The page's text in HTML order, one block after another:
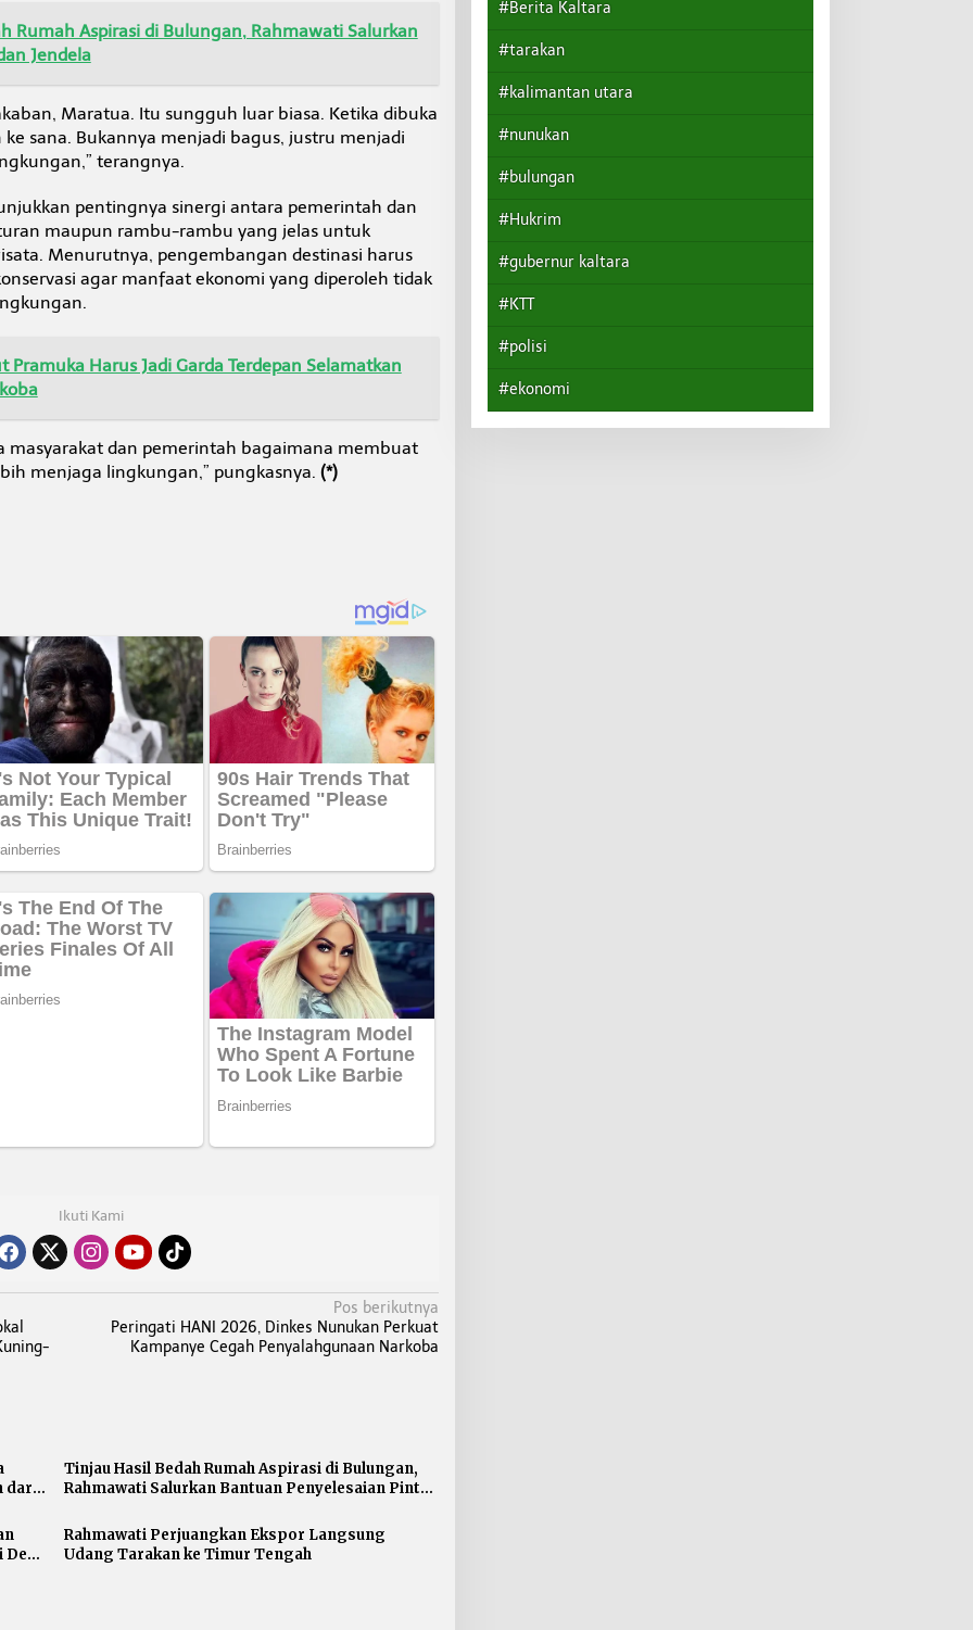
Rumah Aspirasi di Bulungan, Rahmawati Salurkan
Jendela
Maratua. Itu sungguh luar biasa. Ketika dibuka
sana. Bukannya menjadi bagus, justru menjadi
terangnya.
pentingnya sinergi antara pemerintah dan
maupun rambu-rambu yang jelas untuk
Menurutnya, pengembangan destinasi harus
agar manfaat ekonomi yang diperoleh tidak
Pramuka Harus Jadi Garda Terdepan Selamatkan
masyarakat dan pemerintah bagaimana membuat
menjaga lingkungan,” pungkasnya. (*)
Ikuti Kami
Pos berikutnya
Peringati HANI 2026, Dinkes Nunukan Perkuat
Kampanye Cegah Penyalahgunaan Narkoba
dari
Tinjau Hasil Bedah Rumah Aspirasi di Bulungan,
Rahmawati Salurkan Bantuan Penyelesaian Pintu
Rahmawati Perjuangkan Ekspor Langsung
Udang Tarakan ke Timur Tengah
#Berita Kaltara
#tarakan
#kalimantan utara
#nunukan
#bulungan
#Hukrim
#gubernur kaltara
#KTT
#polisi
#ekonomi